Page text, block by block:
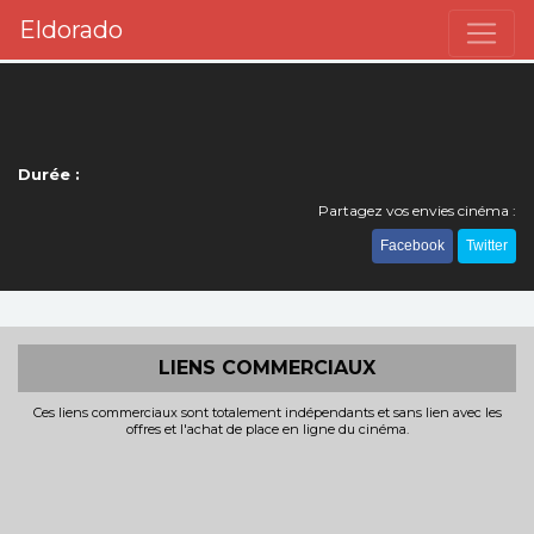
Eldorado
Durée :
Partagez vos envies cinéma :
Facebook Twitter
LIENS COMMERCIAUX
Ces liens commerciaux sont totalement indépendants et sans lien avec les
offres et l'achat de place en ligne du cinéma.